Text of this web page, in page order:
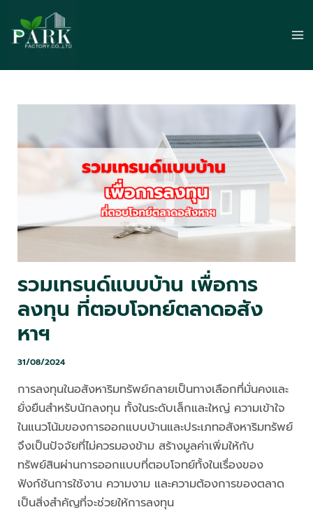
content
รวมเทรนด์แบบบ้าน เพื่อการ
ลงทุน ที่ตอบโจทย์ตลาดอสัง
หาฯ
31/08/2024
การลงทุนในอสังหาริมทรัพย์กลายเป็นทางเลือกที่มั่นคงและ
ยั่งยืนสำหรับนักลงทุน ทั้งในระดับเล็กและใหญ่ ความเข้าใจ
ในแนวโน้มของการออกแบบบ้านและประเภทอสังหาริมทรัพย์
จึงเป็นปัจจัยที่ไม่ควรมองข้าม สร้างมูลค่าเพิ่มให้กับ
ทรัพย์สินผ่านการออกแบบที่ตอบโจทย์ทั้งในเรื่องของ
ฟังก์ชันการใช้งาน ความงาม และความต้องการของตลาด
เป็นสิ่งสำคัญที่จะช่วยให้การลงทุน